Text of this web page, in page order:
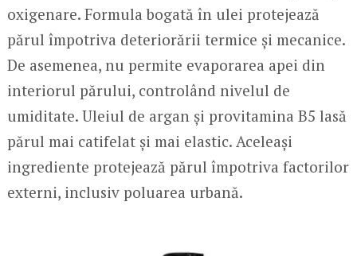
oxigenare. Formula bogată în ulei protejează
părul împotriva deteriorării termice și mecanice.
De asemenea, nu permite evaporarea apei din
interiorul părului, controlând nivelul de
umiditate. Uleiul de argan și provitamina B5 lasă
părul mai catifelat și mai elastic. Aceleași
ingrediente protejează părul împotriva factorilor
externi, inclusiv poluarea urbană.